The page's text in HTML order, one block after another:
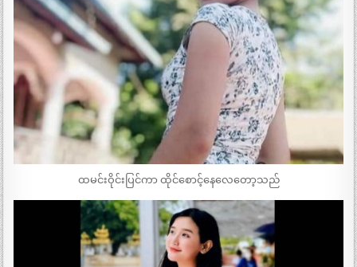
ထမင်းဝိုင်းပြင်ကာ ထိုင်စောင့်နေလေတော့သည်